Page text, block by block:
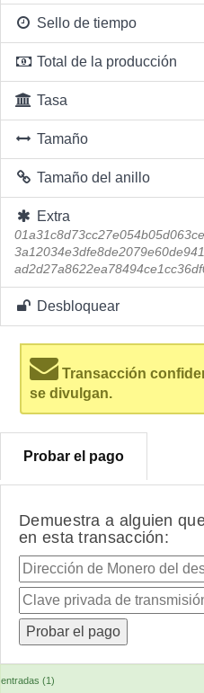
Sello de tiempo
Total de la producción
Tasa
Tamaño
Tamaño del anillo
Extra
Desbloquear
Transacción
se divulgan.
Probar el pago
Demuestra a alguien
en esta transacción:
entradas (1)